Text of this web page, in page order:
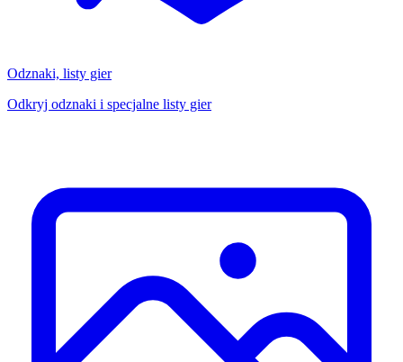
Odznaki, listy gier
Odkryj odznaki i specjalne listy gier